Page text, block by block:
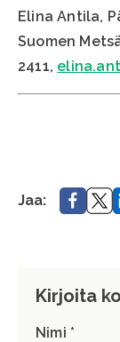
Elina Antila,
Suomen
2411,
Jaa: Jaa. Jaa.
Kirjoita
Nimi *